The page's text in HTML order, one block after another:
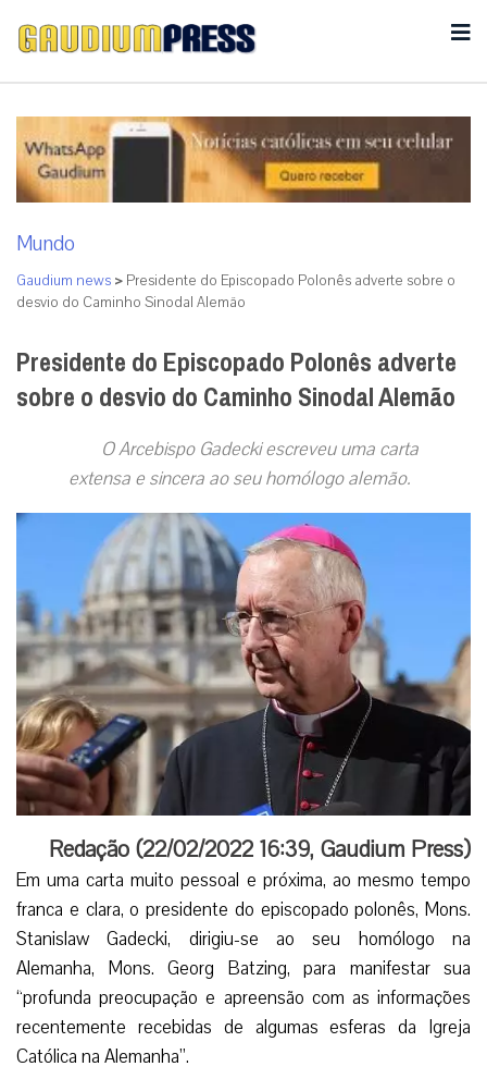
Mundo
Gaudium news > Presidente do Episcopado Polonês adverte sobre o
desvio do Caminho Sinodal Alemão
Presidente do Episcopado Polonês adverte
sobre o desvio do Caminho Sinodal Alemão
O Arcebispo Gadecki escreveu uma carta
extensa e sincera ao seu homólogo alemão.
Redação (22/02/2022 16:39, Gaudium Press)
Em uma carta muito pessoal e próxima, ao mesmo tempo
franca e clara, o presidente do episcopado polonês, Mons.
Stanislaw Gadecki, dirigiu-se ao seu homólogo na
Alemanha, Mons. Georg Batzing, para manifestar sua
“profunda preocupação e apreensão com as informações
recentemente recebidas de algumas esferas da Igreja
Católica na Alemanha”.